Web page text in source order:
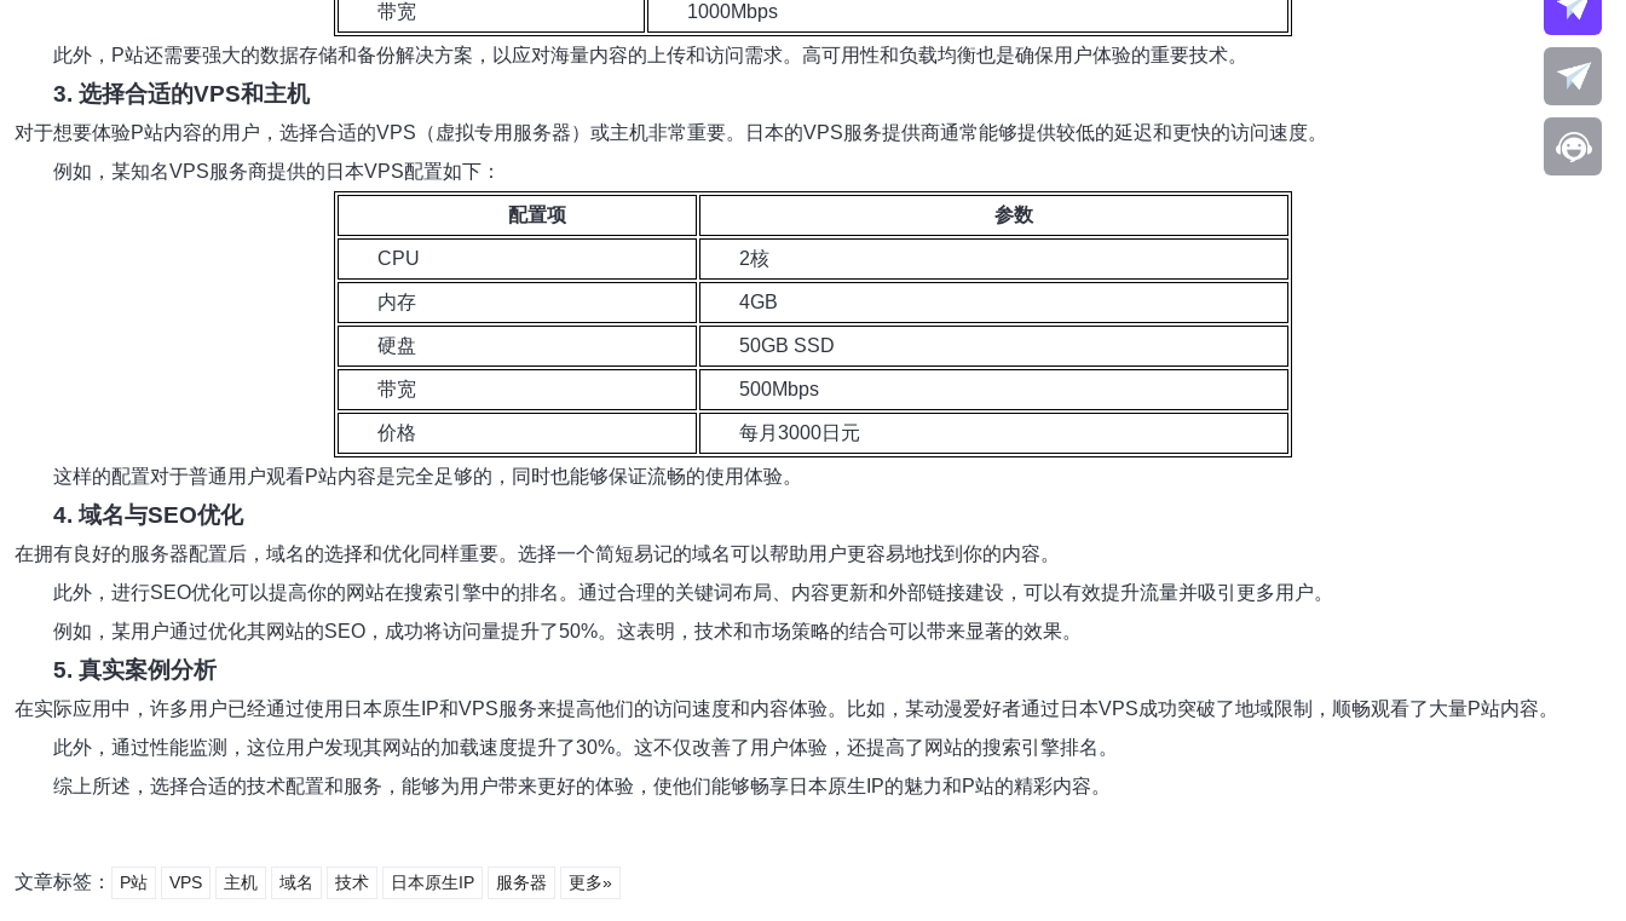
带宽 1000Mbps
此外，P站还需要强大的数据存储和备份解决方案，以应对海量内容的上传和访问需求。高可用性和负载均衡也是确保用户体验的重要技术。
3. 选择合适的VPS和主机
对于想要体验P站内容的用户，选择合适的VPS（虚拟专用服务器）或主机非常重要。日本的VPS服务提供商通常能够提供较低的延迟和更快的访问速度。
例如，某知名VPS服务商提供的日本VPS配置如下：
配置项 参数
CPU 2核
内存 4GB
硬盘 50GB SSD
带宽 500Mbps
价格 每月3000日元
这样的配置对于普通用户观看P站内容是完全足够的，同时也能够保证流畅的使用体验。
4. 域名与SEO优化
在拥有良好的服务器配置后，域名的选择和优化同样重要。选择一个简短易记的域名可以帮助用户更容易地找到你的内容。
此外，进行SEO优化可以提高你的网站在搜索引擎中的排名。通过合理的关键词布局、内容更新和外部链接建设，可以有效提升流量并吸引更多用户。
例如，某用户通过优化其网站的SEO，成功将访问量提升了50%。这表明，技术和市场策略的结合可以带来显著的效果。
5. 真实案例分析
在实际应用中，许多用户已经通过使用日本原生IP和VPS服务来提高他们的访问速度和内容体验。比如，某动漫爱好者通过日本VPS成功突破了地域限制，顺畅观看了大量P站内容。
此外，通过性能监测，这位用户发现其网站的加载速度提升了30%。这不仅改善了用户体验，还提高了网站的搜索引擎排名。
综上所述，选择合适的技术配置和服务，能够为用户带来更好的体验，使他们能够畅享日本原生IP的魅力和P站的精彩内容。
文章标签： P站 VPS 主机 域名 技术 日本原生IP 服务器 更多»